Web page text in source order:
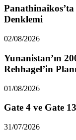
Denklemi
02/08/2026
Yunanistan’ın
Rehhagel’in Planı
01/08/2026
Gate 4 ve Gate
31/07/2026